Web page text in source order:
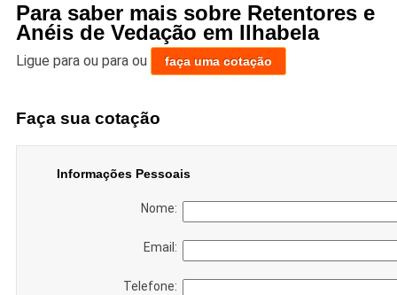
Para saber mais sobre Retentores e
Anéis de Vedação em Ilhabela
Ligue para ou para ou faça uma cotação
Faça sua cotação
Informações Pessoais
Nome:
Email:
Telefone: